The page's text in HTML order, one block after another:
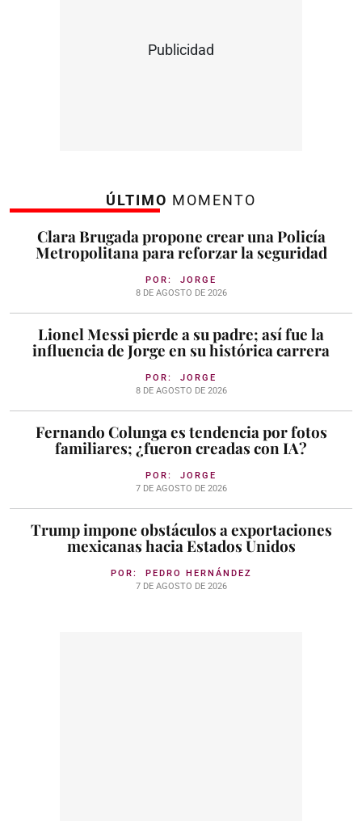
Publicidad
ÚLTIMO MOMENTO
Clara Brugada propone crear una Policía
Metropolitana para reforzar la seguridad
POR: JORGE
8 DE AGOSTO DE 2026
Lionel Messi pierde a su padre; así fue la
influencia de Jorge en su histórica carrera
POR: JORGE
8 DE AGOSTO DE 2026
Fernando Colunga es tendencia por fotos
familiares; ¿fueron creadas con IA?
POR: JORGE
7 DE AGOSTO DE 2026
Trump impone obstáculos a exportaciones
mexicanas hacia Estados Unidos
POR: PEDRO HERNÁNDEZ
7 DE AGOSTO DE 2026